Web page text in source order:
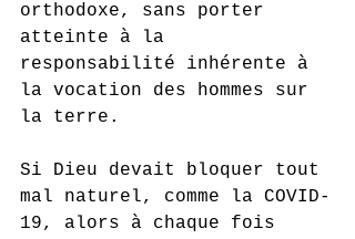
orthodoxe, sans porter
atteinte à la
responsabilité inhérente à
la vocation des hommes sur
la terre.
Si Dieu devait bloquer tout
mal naturel, comme la COVID-
19, alors à chaque fois